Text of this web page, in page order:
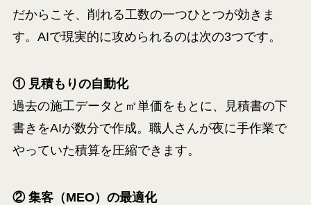
だからこそ、削れる工数の一つひとつが効きま
す。AIで現実的に攻められるのは次の3つです。
① 見積もりの自動化
過去の施工データと㎡単価をもとに、見積書の下
書きをAIが数分で作成。職人さんが夜に手作業で
やっていた積算を圧縮できます。
② 集客（MEO）の最適化